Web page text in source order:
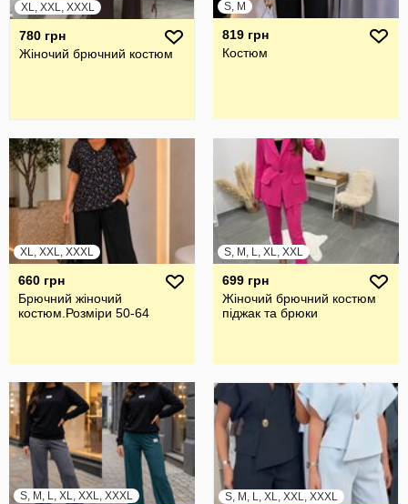
XL, XXL, XXXL
780 грн
Жiночий брючний костюм
S, M
819 грн
Костюм
XL, XXL, XXXL
660 грн
Брючний жiночий
костюм.Розмiри 50-64
S, M, L, XL, XXL
699 грн
Жіночий брючний костюм
піджак та брюки
S, M, L, XL, XXL, XXXL S, M, L, XL, XXL, XXXL